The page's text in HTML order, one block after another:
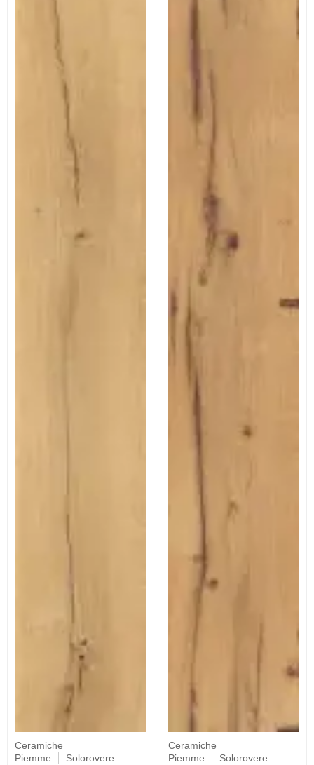
Ceramiche
Piemme
Solorovere
Ceramiche
Piemme
Solorovere